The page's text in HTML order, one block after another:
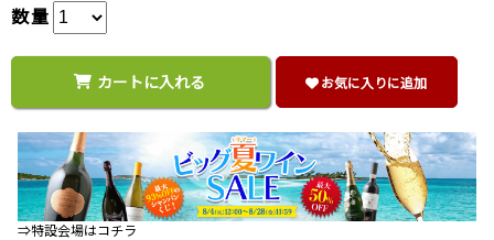
数量
カートに入れる お気に入りに追加
⇒特設会場はコチラ